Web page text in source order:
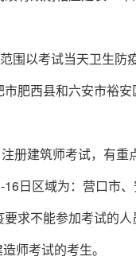
围以考试当天卫生防
肥西县和六安市裕
册建筑师考试，有
日区域为：营口市
求不能参加考试的人
师考试的考生。